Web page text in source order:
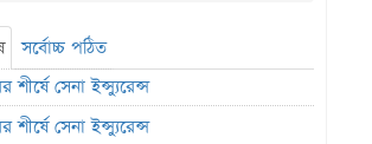
সর্বোচ্চ পঠিত
শীর্ষে সেনা ইন্স্যুরেন্স
শীর্ষে সেনা ইন্স্যুরেন্স